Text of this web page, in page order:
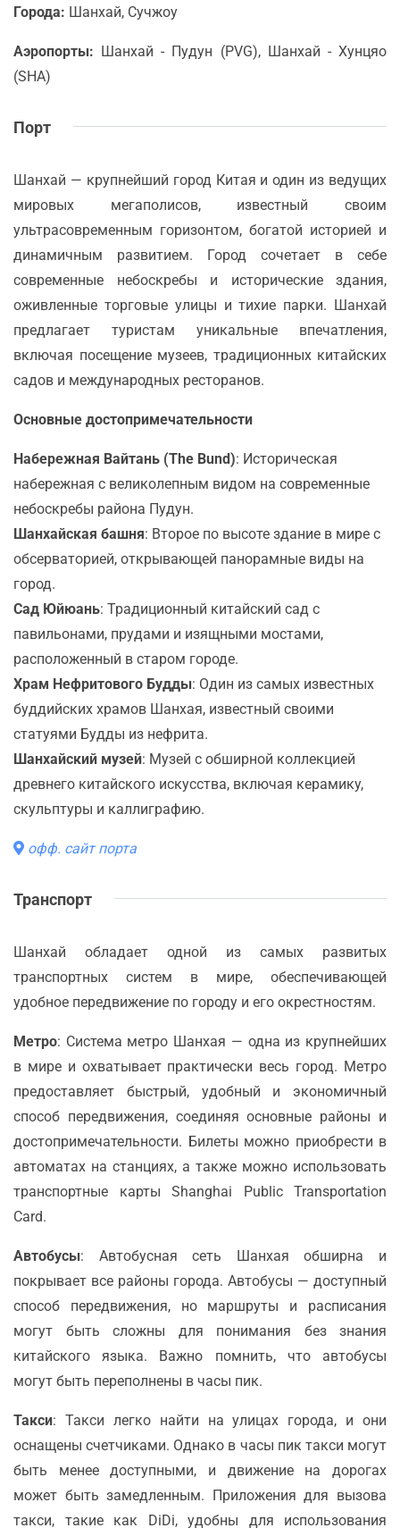
Города: Шанхай, Сучжоу
Аэропорты: Шанхай - Пудун (PVG), Шанхай - Хунцяо
(SHA)
Порт
Шанхай — крупнейший город Китая и один из ведущих
мировых мегаполисов, известный своим
ультрасовременным горизонтом, богатой историей и
динамичным развитием. Город сочетает в себе
современные небоскребы и исторические здания,
оживленные торговые улицы и тихие парки. Шанхай
предлагает туристам уникальные впечатления,
включая посещение музеев, традиционных китайских
садов и международных ресторанов.
Основные достопримечательности
Набережная Вайтань (The Bund): Историческая
набережная с великолепным видом на современные
небоскребы района Пудун.
Шанхайская башня: Второе по высоте здание в мире с
обсерваторией, открывающей панорамные виды на
город.
Сад Юйюань: Традиционный китайский сад с
павильонами, прудами и изящными мостами,
расположенный в старом городе.
Храм Нефритового Будды: Один из самых известных
буддийских храмов Шанхая, известный своими
статуями Будды из нефрита.
Шанхайский музей: Музей с обширной коллекцией
древнего китайского искусства, включая керамику,
скульптуры и каллиграфию.
офф. сайт порта
Транспорт
Шанхай обладает одной из самых развитых
транспортных систем в мире, обеспечивающей
удобное передвижение по городу и его окрестностям.
Метро: Система метро Шанхая — одна из крупнейших
в мире и охватывает практически весь город. Метро
предоставляет быстрый, удобный и экономичный
способ передвижения, соединяя основные районы и
достопримечательности. Билеты можно приобрести в
автоматах на станциях, а также можно использовать
транспортные карты Shanghai Public Transportation
Card.
Автобусы: Автобусная сеть Шанхая обширна и
покрывает все районы города. Автобусы — доступный
способ передвижения, но маршруты и расписания
могут быть сложны для понимания без знания
китайского языка. Важно помнить, что автобусы
могут быть переполнены в часы пик.
Такси: Такси легко найти на улицах города, и они
оснащены счетчиками. Однако в часы пик такси могут
быть менее доступными, и движение на дорогах
может быть замедленным. Приложения для вызова
такси, такие как DiDi, удобны для использования